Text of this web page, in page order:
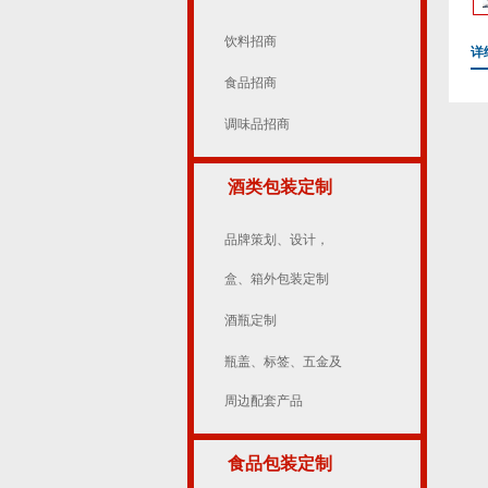
饮料招商
食品招商
调味品招商
酒类包装定制
品牌策划、设计，
盒、箱外包装定制
酒瓶定制
瓶盖、标签、五金及
周边配套产品
食品包装定制
详